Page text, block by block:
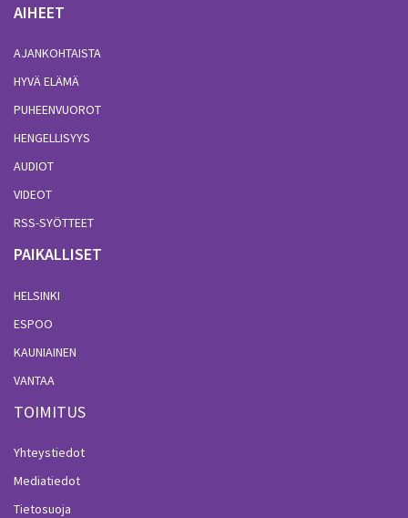
AIHEET
AJANKOHTAISTA
HYVÄ ELÄMÄ
PUHEENVUOROT
HENGELLISYYS
AUDIOT
VIDEOT
RSS-SYÖTTEET
PAIKALLISET
HELSINKI
ESPOO
KAUNIAINEN
VANTAA
TOIMITUS
Yhteystiedot
Mediatiedot
Tietosuoja